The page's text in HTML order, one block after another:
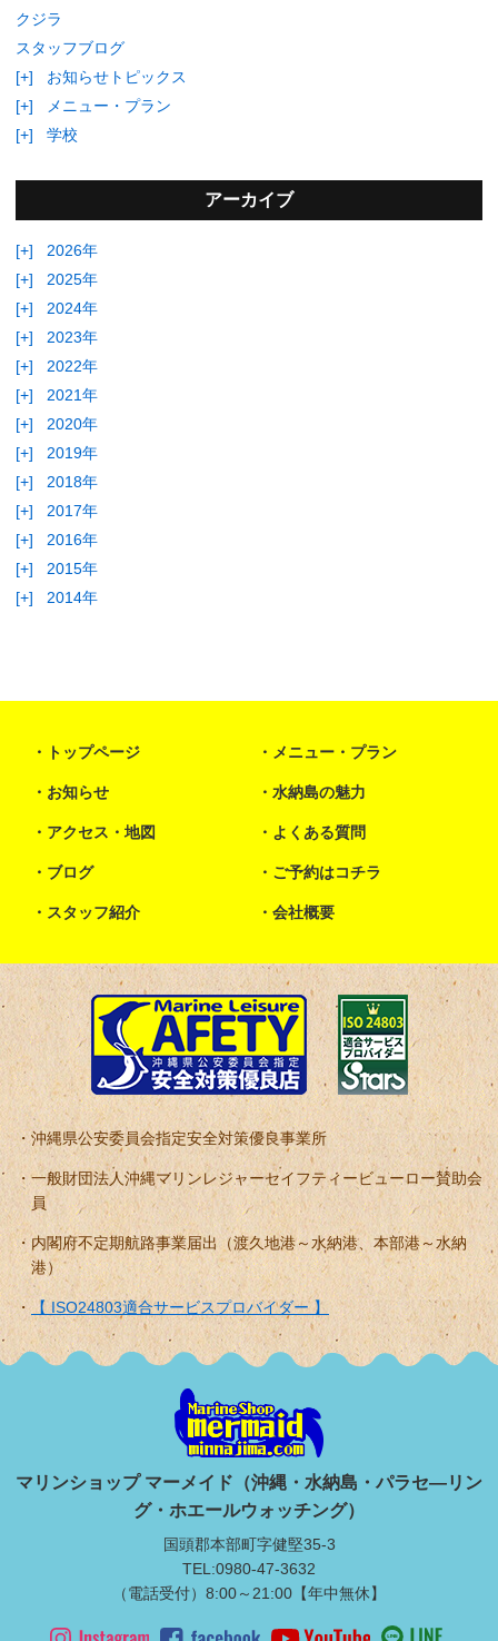
クジラ
スタッフブログ
[+]
お知らせトピックス
[+]
メニュー・プラン
[+]
学校
アーカイブ
[+]
2026年
[+]
2025年
[+]
2024年
[+]
2023年
[+]
2022年
[+]
2021年
[+]
2020年
[+]
2019年
[+]
2018年
[+]
2017年
[+]
2016年
[+]
2015年
[+]
2014年
トップページ メニュー・プラン
お知らせ 水納島の魅力
アクセス・地図 よくある質問
ブログ ご予約はコチラ
スタッフ紹介 会社概要
沖縄県公安委員会指定安全対策優良事業所
一般財団法人沖縄マリンレジャーセイフティービューロー賛助会
員
内閣府不定期航路事業届出（渡久地港～水納港、本部港～水納
港）
【 ISO24803適合サービスプロバイダー 】
マリンショップ マーメイド（沖縄・水納島・パラセ―リン
グ・ホエールウォッチング）
国頭郡本部町字健堅35-3
TEL:0980-47-3632
（電話受付）8:00～21:00【年中無休】